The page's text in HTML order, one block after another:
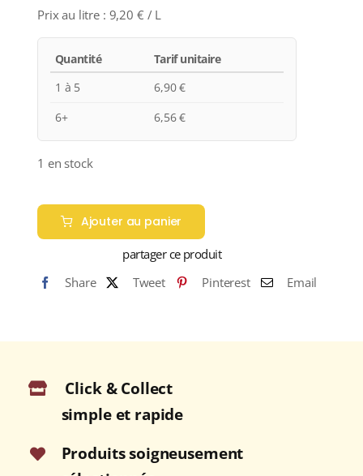
Prix au litre : 9,20 € / L
Quantité
Tarif unitaire
1 à 5
6,90€
6+
6,56€
1 en stock
de
Domaine
Tariquet
"CLASSIC"
DE
Blanc
Bouteille
Ajouter au panier
partager ce produit
Share
Tweet Pinterest Email
Click & Collect
simple et rapide
Produits soigneusement